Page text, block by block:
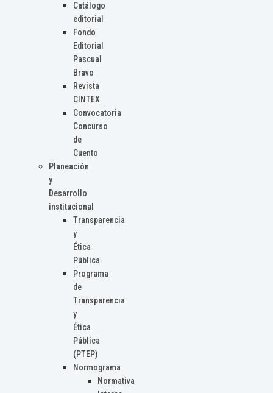
Catálogo
editorial
Fondo
Editorial
Pascual
Bravo
Revista
CINTEX
Convocatoria
Concurso
de
Cuento
Planeación
y
Desarrollo
institucional
Transparencia
y
Ética
Pública
Programa
de
Transparencia
y
Ética
Pública
(PTEP)
Normograma
Normativa